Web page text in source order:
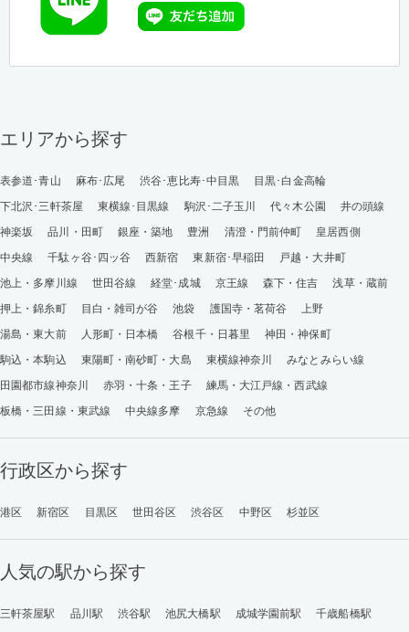
エリアから探す
表参道･青山 麻布･広尾 渋谷･恵比寿･中目黒
目黒･白金高輪
下北沢･三軒茶屋
東横線･目黒線 駒沢･二子玉川 代々木公園
井の頭線
神楽坂
品川・田町 銀座・築地 豊洲 清澄・門前仲町
皇居西側
中央線
千駄ヶ谷･四ッ谷 西新宿 東新宿･早稲田
戸越・大井町
池上・多摩川線
世田谷線 経堂･成城 京王線 森下・住吉
浅草・蔵前
押上・錦糸町
目白・雑司が谷 池袋 護国寺・茗荷谷
上野
湯島・東大前
人形町・日本橋 谷根千・日暮里
神田・神保町
駒込・本駒込
東陽町・南砂町・大島 東横線神奈川
みなとみらい線
田園都市線神奈川
赤羽・十条・王子
練馬・大江戸線・西武線
板橋・三田線・東武線
中央線多摩 京急線 その他
行政区から探す
港区 新宿区 目黒区 世田谷区 渋谷区 中野区 杉並区
人気の駅から探す
三軒茶屋駅 品川駅 渋谷駅 池尻大橋駅 成城学園前駅
千歳船橋駅